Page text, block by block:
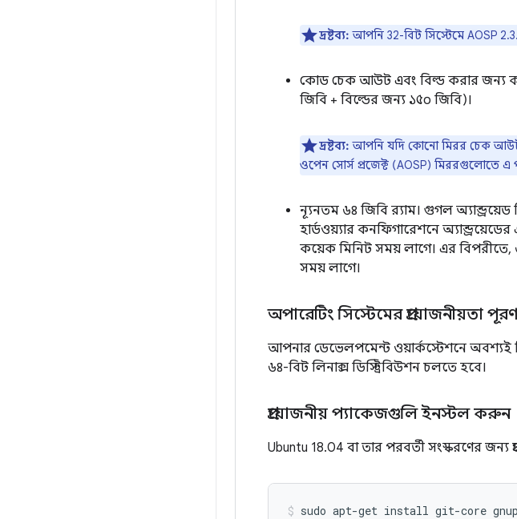
দ্রষ্টব্য: আপনি 32-বিট সিস্টেমে AOSP
কোড চেক আউট এবং বিল্ড করার জন্য
জিবি + বিল্ডের জন্য ১৫০ জিবি)।
দ্রষ্টব্য: আপনি যদি কোনো মিরর চেক আউট
ওপেন সোর্স প্রজেক্ট (AOSP) মিররগুলোতে এ
ন্যূনতম ৬৪ জিবি র‍্যাম। গুগল
হার্ডওয়্যার কনফিগারেশনে অ্যান্ড্রয়েডের
কয়েক মিনিট সময় লাগে। এর বিপরীতে,
সময় লাগে।
অপারেটিং সিস্টেমের প্রয়োজনীয়তা
আপনার ডেভেলপমেন্ট ওয়ার্কস্টেশনে অবশ্যই
৬৪-বিট লিনাক্স ডিস্ট্রিবিউশন চলতে হবে।
প্রয়োজনীয় প্যাকেজগুলি ইনস্টল করুন
Ubuntu 18.04 বা তার পরবর্তী সংস্করণের
sudo apt-get install git-core